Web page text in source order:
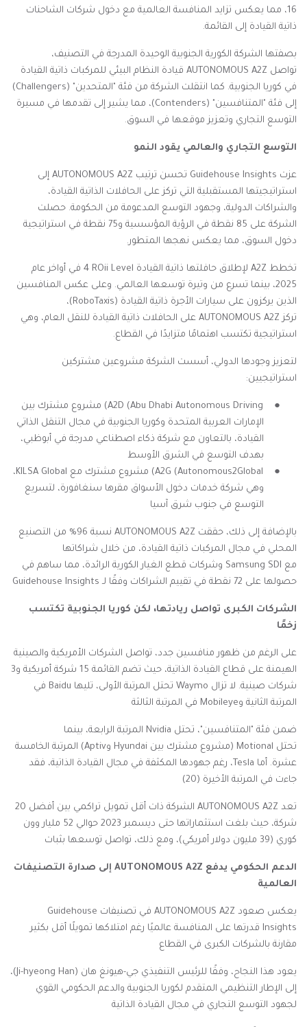
16، مما يعكس تزايد المنافسة العالمية مع دخول شركات الشاحنات
ذاتية القيادة إلى القائمة.
بصفتها الشركة الكورية الجنوبية الوحيدة المدرجة في التصنيف،
تواصل AUTONOMOUS A2Z قيادة النظام البيئي للمركبات ذاتية القيادة
في كوريا الجنوبية. كما انتقلت الشركة من فئة "المتحدين" (Challengers
)
إلى فئة "المتنافسين" (Contenders )، مما يشير إلى تقدمها في مسيرة
التوسع التجاري وتعزيز موقعها في السوق.
التوسع التجاري والعالمي يقود النمو
عزت Guidehouse Insights تحسن ترتيب AUTONOMOUS A2Z إلى
استراتيجيتها المستقبلية التي تركز على الحافلات الذاتية القيادة،
والشراكات الدولية، وجهود التوسع المدعومة من الحكومة. حصلت
الشركة على 85 نقطة في الرؤية المؤسسية و75 نقطة في استراتيجية
دخول السوق، مما يعكس نهجها المتطور.
تخطط A2Z لإطلاق حافلتها ذاتية القيادة ROii Level
4 في أواخر عام
2025، بينما تسرع من وتيرة توسعها العالمي. وعلى عكس المنافسين
الذين يركزون على سيارات الأجرة ذاتية القيادة (RoboTaxis )،
تركز AUTONOMOUS A2Z على الحافلات ذاتية القيادة للنقل العام، وهي
استراتيجية تكتسب اهتمامًا متزايدًا في القطاع.
لتعزيز وجودها الدولي، أسست الشركة مشروعين مشتركين
استراتيجيين:
●
A2D (Abu Dhabi Autonomous Driving) مشروع مشترك بين
الإمارات العربية المتحدة وكوريا الجنوبية في مجال التنقل الذاتي
القيادة، بالتعاون مع شركة ذكاء اصطناعي مدرجة في أبوظبي،
بهدف التوسع في الشرق الأوسط
●
A2G (Autonomous2Global) مشروع مشترك مع KILSA Global،
وهي شركة خدمات دخول الأسواق مقرها سنغافورة، لتسريع
التوسع في جنوب شرق آسيا
بالإضافة إلى ذلك، حققت AUTONOMOUS A2Z
نسبة 96% من التصنيع
المحلي في مجال المركبات ذاتية القيادة، من خلال شراكاتها
مع Samsung SDI وشركات قطع الغيار الكورية الرائدة، مما ساهم في
حصولها على 72 نقطة في تقييم الشراكات وفقًا لـ
Guidehouse Insights
الشركات الكبرى تواصل ريادتها، لكن كوريا الجنوبية تكتسب
زخمًا
على الرغم من ظهور منافسين جدد، تواصل الشركات الأمريكية والصينية
الهيمنة على قطاع القيادة الذاتية، حيث تضم القائمة 15 شركة أمريكية و3
شركات صينية. لا تزال Waymo تحتل المرتبة الأولى، تليها Baidu في
المرتبة الثانية وMobileye في المرتبة الثالثة
ضمن فئة "المتنافسين"، تحتل Nvidia المرتبة الرابعة، بينما
تحتل Motional (مشروع مشترك بين Hyundai وAptiv) المرتبة الخامسة
عشرة. أما Tesla ، رغم جهودها المكثفة في مجال القيادة الذاتية، فقد
جاءت في المرتبة الأخيرة (20)
تعد AUTONOMOUS A2Z
الشركة ذات أقل تمويل تراكمي بين أفضل 20
شركة، حيث بلغت استثماراتها حتى ديسمبر 2023 حوالي 52 مليار وون
كوري (39 مليون دولار أمريكي)، ومع ذلك، تواصل توسعها بثبات
الدعم الحكومي يدفع AUTONOMOUS A2Z إلى صدارة التصنيفات
العالمية
يعكس صعود AUTONOMOUS A2Z في تصنيفات Guidehouse
Insights قدرتها على المنافسة عالميًا رغم امتلاكها تمويلًا أقل بكثير
مقارنة بالشركات الكبرى في القطاع
يعود هذا النجاح، وفقًا للرئيس التنفيذي جي-هيونغ هان (Ji-hyeong Han )،
إلى الإطار التنظيمي المتقدم لكوريا الجنوبية والدعم الحكومي القوي
لجهود التوسع التجاري في مجال القيادة الذاتية